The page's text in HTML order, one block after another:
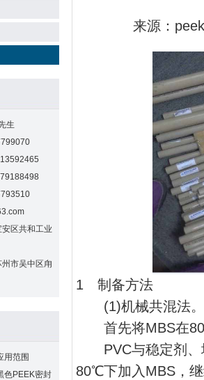
生
区共和工业
市吴中区甪
用范围
色PEEK密封
来源：
1 制备方法
(1)机械共混法。
首先将MBS在
PVC与稳定剂、
80℃下加入MBS，